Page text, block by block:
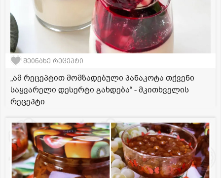
შეინახე რეცეპტი
„ამ რეცეპტით მომზადებული პანაკოტა თქვენი
საყვარელი დესერტი გახდება“ - მკითხველის
რეცეპტი